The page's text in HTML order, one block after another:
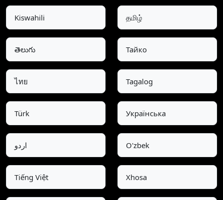
Kiswahili தமிழ்
తెలుగు Тайко
ไทย Tagalog
Türk Українська
اردو O'zbek
Tiếng Việt Xhosa